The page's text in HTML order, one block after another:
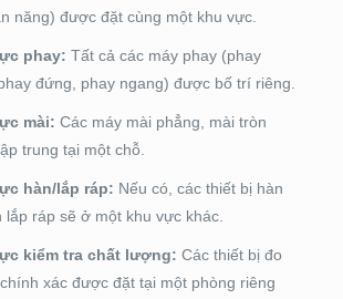
năng) được đặt cùng một khu vực.
phay: Tất cả các máy phay (phay
đứng, phay ngang) được bố trí riêng.
mài: Các máy mài phẳng, mài tròn
trung tại một chỗ.
hàn/lắp ráp: Nếu có, các thiết bị hàn
lắp ráp sẽ ở một khu vực khác.
kiểm tra chất lượng: Các thiết bị đo
xác được đặt tại một phòng riêng